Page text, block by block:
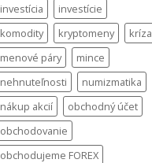
investícia
investície
komodity
kryptomeny
kríza
menové páry
mince
nehnuteľnosti
numizmatika
nákup akcií
obchodný účet
obchodovanie
obchodujeme FOREX